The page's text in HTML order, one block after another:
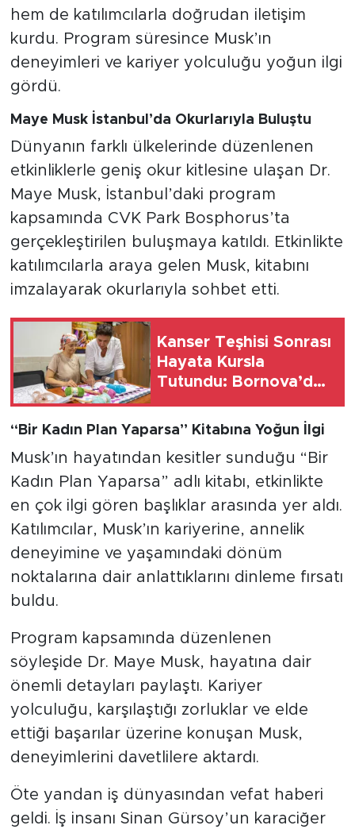
hem de katılımcılarla doğrudan iletişim
kurdu. Program süresince Musk’ın
deneyimleri ve kariyer yolculuğu yoğun ilgi
gördü.
Maye Musk İstanbul’da Okurlarıyla Buluştu
Dünyanın farklı ülkelerinde düzenlenen
etkinliklerle geniş okur kitlesine ulaşan Dr.
Maye Musk, İstanbul’daki program
kapsamında CVK Park Bosphorus’ta
gerçekleştirilen buluşmaya katıldı. Etkinlikte
katılımcılarla araya gelen Musk, kitabını
imzalayarak okurlarıyla sohbet etti.
Kanser Teşhisi Sonrası
Hayata Kursla
Tutundu: Bornova’da
Veren Hikâyesi
“Bir Kadın Plan Yaparsa” Kitabına Yoğun İlgi
Musk’ın hayatından kesitler sunduğu “Bir
Kadın Plan Yaparsa” adlı kitabı, etkinlikte
en çok ilgi gören başlıklar arasında yer aldı.
Katılımcılar, Musk’ın kariyerine, annelik
deneyimine ve yaşamındaki dönüm
noktalarına dair anlattıklarını dinleme fırsatı
buldu.
Program kapsamında düzenlenen
söyleşide Dr. Maye Musk, hayatına dair
önemli detayları paylaştı. Kariyer
yolculuğu, karşılaştığı zorluklar ve elde
ettiği başarılar üzerine konuşan Musk,
deneyimlerini davetlilere aktardı.
Öte yandan iş dünyasından vefat haberi
geldi. İş insanı Sinan Gürsoy’un karaciğer